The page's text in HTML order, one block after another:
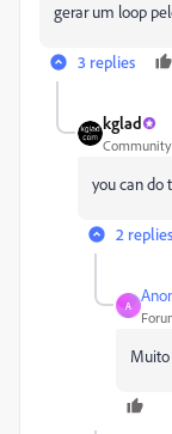
gerar um loop
3 replies
kglad
you can do
2 replies
A
Muito